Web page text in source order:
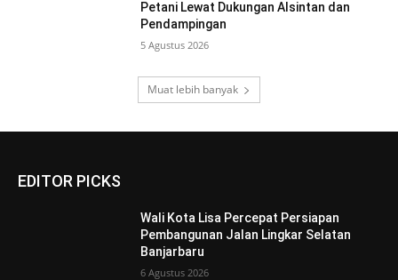
Petani Lewat Dukungan Alsintan dan
Pendampingan
5 Agustus 2026
Muat lebih banyak
EDITOR PICKS
Wali Kota Lisa Percepat Persiapan
Pembangunan Jalan Lingkar Selatan
Banjarbaru
6 Agustus 2026